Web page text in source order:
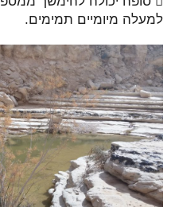
למעלה מיומיים תמימים.